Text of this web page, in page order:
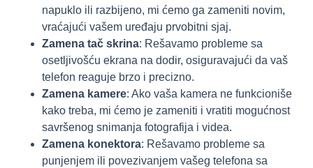
napuklo ili razbijeno, mi ćemo ga zameniti novim,
vraćajući vašem uređaju prvobitni sjaj.
Zamena tač skrina: Rešavamo probleme sa
osetljivošću ekrana na dodir, osiguravajući da vaš
telefon reaguje brzo i precizno.
Zamena kamere: Ako vaša kamera ne funkcioniše
kako treba, mi ćemo je zameniti i vratiti mogućnost
savršenog snimanja fotografija i videa.
Zamena konektora: Rešavamo probleme sa
punjenjem ili povezivanjem vašeg telefona sa